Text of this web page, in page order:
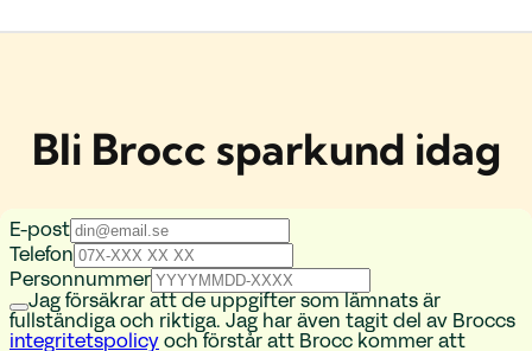
Bli Brocc sparkund idag